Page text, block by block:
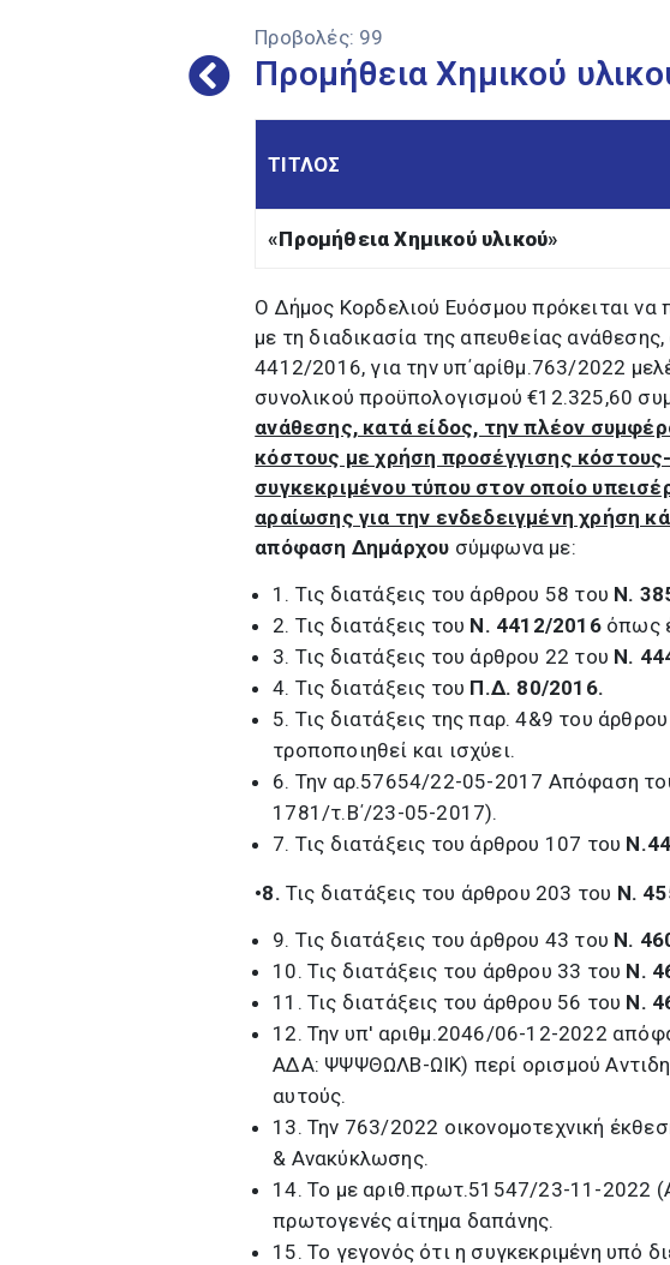
Προβολές: 99
Προμήθεια Χημικού
ΤΙΤΛΟΣ
«Προμήθεια Χημικού υλικού»
Ο Δήμος Κορδελιού Ευόσμου πρόκειται
με τη διαδικασία της απευθείας
4412/2016, για την υπ΄αρίθμ.763/2022
συνολικού προϋπολογισμού €12.325,60
ανάθεσης, κατά είδος, την πλέον
κόστους με χρήση προσέγγισης
συγκεκριμένου τύπου στον οποίο
αραίωσης για την ενδεδειγμένη χρήση
απόφαση Δημάρχου σύμφωνα με:
1. Τις διατάξεις του άρθρου 58 του Ν.
2. Τις διατάξεις του Ν. 4412/2016 όπως
3. Τις διατάξεις του άρθρου 22 του Ν.
4. Τις διατάξεις του Π.Δ. 80/2016.
5. Τις διατάξεις της παρ. 4&9 του
τροποποιηθεί και ισχύει.
6. Την αρ.57654/22-05-2017 Απόφαση
1781/τ.Β΄/23-05-2017).
7. Τις διατάξεις του άρθρου 107 του
•8.Τις διατάξεις του άρθρου 203 του Ν.
9. Τις διατάξεις του άρθρου 43 του Ν.
10. Τις διατάξεις του άρθρου 33 του Ν.
11. Τις διατάξεις του άρθρου 56 του Ν.
12. Την υπ' αριθμ.2046/06-12-2022
ΑΔΑ: ΨΨΨΘΩΛΒ-ΩΙΚ) περί ορισμού
αυτούς.
13. Την 763/2022 οικονομοτεχνική
& Ανακύκλωσης.
14. Το με αριθ.πρωτ.51547/23-11-2022
πρωτογενές αίτημα δαπάνης.
15. Το γεγονός ότι η συγκεκριμένη υπό